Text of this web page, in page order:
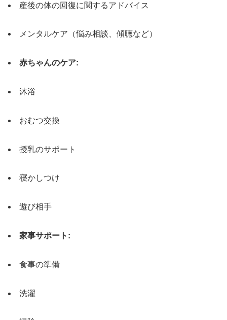
産後の体の回復に関するアドバイス
メンタルケア（悩み相談、傾聴など）
赤ちゃんのケア:
沐浴
おむつ交換
授乳のサポート
寝かしつけ
遊び相手
家事サポート:
食事の準備
洗濯